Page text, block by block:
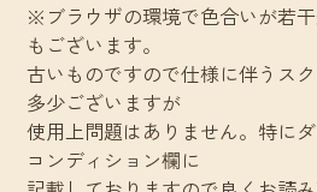
※ブラウザの環境で色合いが若
もございます。
古いものですので仕様に伴うス
多少ございますが
使用上問題はありません。特に
コンディション欄に